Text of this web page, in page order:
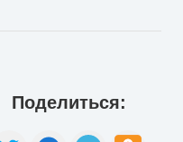
Поделиться: